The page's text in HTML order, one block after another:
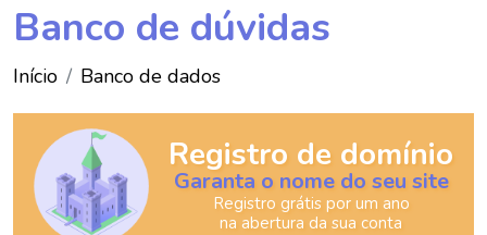
Banco de dúvidas
Início Banco de dados
Registro de domínio
Garanta o nome do seu site
Registro grátis por um ano
na abertura da sua conta